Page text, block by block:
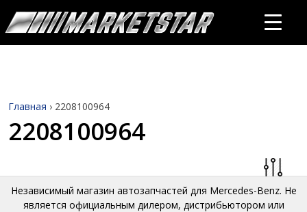
Главная › 2208100964
2208100964
Независимый магазин автозапчастей для Mercedes-Benz. Не
является официальным дилером, дистрибьютором или